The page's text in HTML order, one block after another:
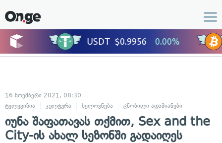
16 ნოემბერი 2021, 08:30
ტელევიზია
კულტურა ხელოვნება ცნობილი ადამიანები
იუნა შაფათავას თქმით, Sex and the
City-ის ახალ სეზონში გადაიღეს